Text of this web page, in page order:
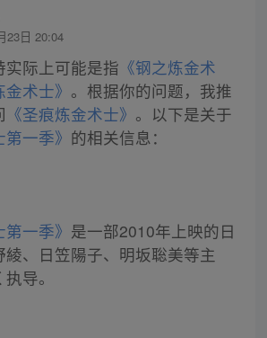
23日 20:04
际上可能是指 《钢之炼金术
金术士》 。根据你的问题，我推
《圣痕炼金术士》 。以下是关于
一季》 的相关信息：
一季》 是一部2010年上映的日
、日笠陽子、明坂聡美等主
导。